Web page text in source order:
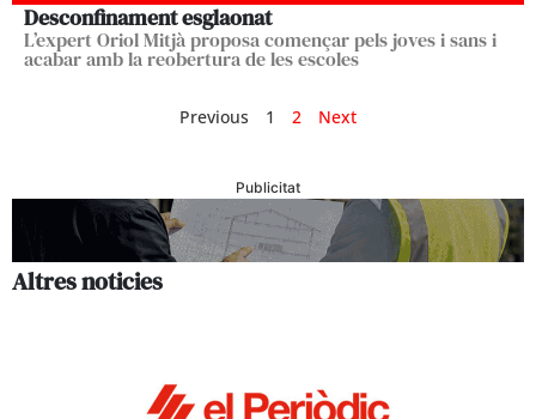
Desconfinament esglaonat
L’expert Oriol Mitjà proposa començar pels joves i sans i
acabar amb la reobertura de les escoles
Previous 1 2 Next
Publicitat
Altres noticies